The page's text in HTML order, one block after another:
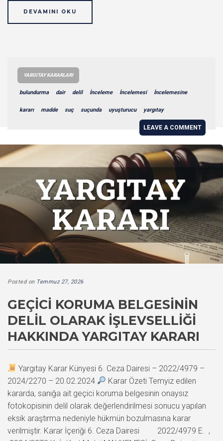
DEVAMINI OKU
YARGITAY KARARLARI
bulundurma dair delil İnceleme İncelemesi İncelemesine
kararı madde suç suçunda uyuşturucu yargıtay
LEAVE A COMMENT
Posted on Temmuz 27, 2026
GEÇICI KORUMA BELGESININ
DELIL OLARAK İŞLEVSELLIĞI
HAKKINDA YARGITAY KARARI
Yargıtay Karar Künyesi 6. Ceza Dairesi – 2022/4979 –
2024/2270 – 20.02.2024
Karar Özeti Temyiz edilen
kararda, sanığa ait geçici koruma belgesinin onaysız
fotokopisinin delil olarak değerlendirilmesi sonucu yapılan
eksik araştırma nedeniyle hükmün bozulmasına karar
verilmiştir. Karar İçeriği 6. Ceza Dairesi 2022/4979 E. ,